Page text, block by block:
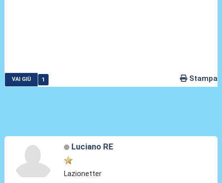
VAI GIÙ 1 Stampa
Luciano RE
Lazionetter